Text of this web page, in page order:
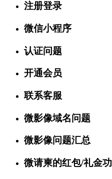
注册登录
微信小程序
认证问题
开通会员
联系客服
微影像域名问题
微影像问题汇总
微请柬的红包/礼金功